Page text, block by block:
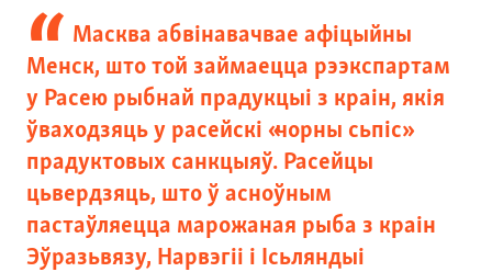
Масква абвінавачвае афіцыйны
Менск, што той займаецца рээкспартам
у Расею рыбнай прадукцыі з краін, якія
ўваходзяць у расейскі «чорны сьпіс»
прадуктовых санкцыяў. Расейцы
цьвердзяць, што ў асноўным
пастаўляецца марожаная рыба з краін
Эўразьвязу, Нарвэгіі і Ісьляндыі